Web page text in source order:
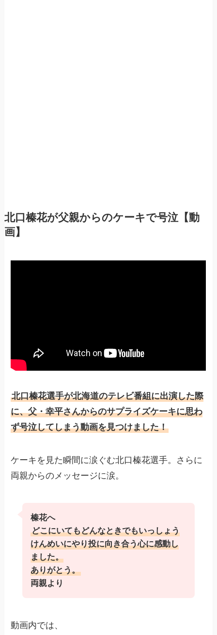
北口榛花が父親からのケーキで号泣【動
画】
北口榛花選手が北海道のテレビ番組に出演した際
に、父・幸平さんからのサプライズケーキに思わ
ず号泣してしまう動画を見つけました！
ケーキを見た瞬間に涙ぐむ北口榛花選手。さらに
両親からのメッセージに涙。
榛花へ
どこにいてもどんなときでもいっしょう
けんめいにやり投に向き合う心に感動し
ました。
ありがとう。
両親より
動画内では、